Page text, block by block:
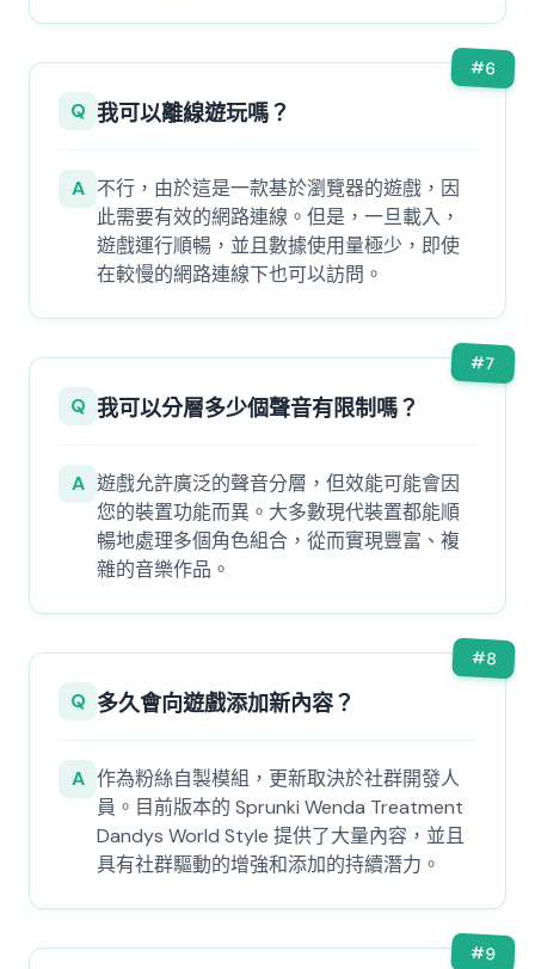
#6
Q 我可以離線遊玩嗎？
A 不行，由於這是一款基於瀏覽器的遊戲，因
此需要有效的網路連線。但是，一旦載入，
遊戲運行順暢，並且數據使用量極少，即使
在較慢的網路連線下也可以訪問。
#7
Q 我可以分層多少個聲音有限制嗎？
A 遊戲允許廣泛的聲音分層，但效能可能會因
您的裝置功能而異。大多數現代裝置都能順
暢地處理多個角色組合，從而實現豐富、複
雜的音樂作品。
#8
Q 多久會向遊戲添加新內容？
A 作為粉絲自製模組，更新取決於社群開發人
員。目前版本的 Sprunki Wenda Treatment
Dandys World Style 提供了大量內容，並且
具有社群驅動的增強和添加的持續潛力。
#9